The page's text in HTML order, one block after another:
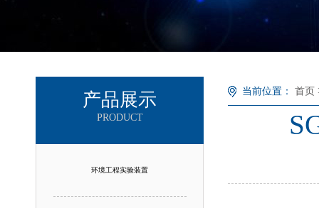
产品展示
PRODUCT
环境工程实验装置
当前位置： 首页